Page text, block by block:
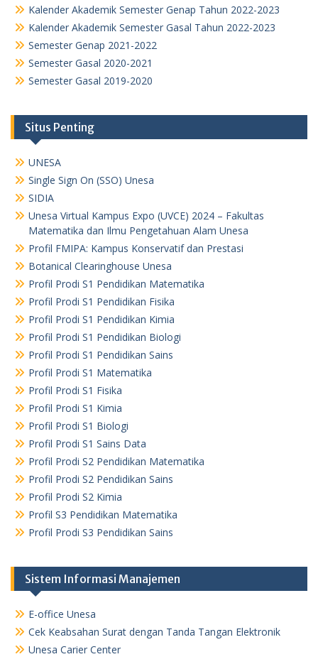
Kalender Akademik Semester Genap Tahun 2022-2023
Kalender Akademik Semester Gasal Tahun 2022-2023
Semester Genap 2021-2022
Semester Gasal 2020-2021
Semester Gasal 2019-2020
Situs Penting
UNESA
Single Sign On (SSO) Unesa
SIDIA
Unesa Virtual Kampus Expo (UVCE) 2024 – Fakultas
Matematika dan Ilmu Pengetahuan Alam Unesa
Profil FMIPA: Kampus Konservatif dan Prestasi
Botanical Clearinghouse Unesa
Profil Prodi S1 Pendidikan Matematika
Profil Prodi S1 Pendidikan Fisika
Profil Prodi S1 Pendidikan Kimia
Profil Prodi S1 Pendidikan Biologi
Profil Prodi S1 Pendidikan Sains
Profil Prodi S1 Matematika
Profil Prodi S1 Fisika
Profil Prodi S1 Kimia
Profil Prodi S1 Biologi
Profil Prodi S1 Sains Data
Profil Prodi S2 Pendidikan Matematika
Profil Prodi S2 Pendidikan Sains
Profil Prodi S2 Kimia
Profil S3 Pendidikan Matematika
Profil Prodi S3 Pendidikan Sains
Sistem Informasi Manajemen
E-office Unesa
Cek Keabsahan Surat dengan Tanda Tangan Elektronik
Unesa Carier Center